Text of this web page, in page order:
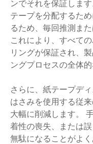
ンでそれを保証しま
テープを分配するた
るため、毎回推測ま
これにより、すべて
リングが保証され、
ングプロセスの全体
さらに、紙テープデ
はさみを使用する従
大幅に削減します。
着性の喪失、または
無駄になることがよ